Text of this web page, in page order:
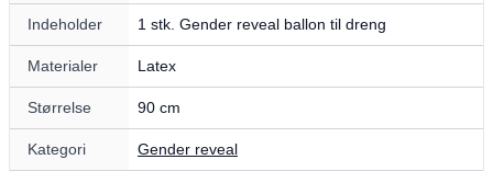
Indeholder 1 stk. Gender reveal ballon til dreng
Materialer Latex
Størrelse 90 cm
Kategori Gender reveal